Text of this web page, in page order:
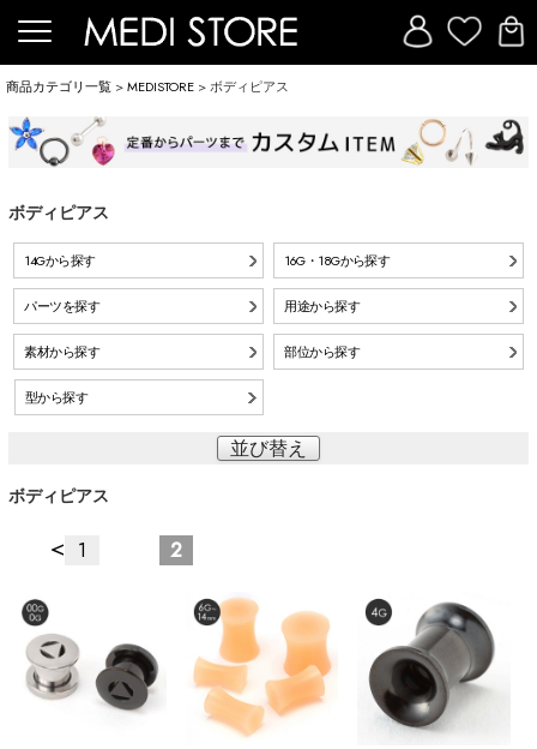
商品カテゴリ一覧 >MEDISTORE > ボディピアス
ボディピアス
14Gから探す 16G・18Gから探す
パーツを探す 用途から探す
素材から探す 部位から探す
型から探す
並び替え
ボディピアス
< 1 2